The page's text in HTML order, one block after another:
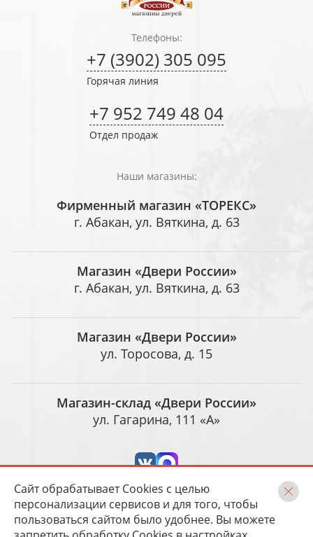
Сайт обрабатывает Cookies с целью
персонализации сервисов и для того, чтобы
пользоваться сайтом было удобнее. Вы можете
Телефоны:
+7 (3902) 305 095
Горячая линия
+7 952 749 48 04
Отдел продаж
Наши магазины:
Фирменный магазин «ТОРЕКС»
г. Абакан, ул. Вяткина, д. 63
Магазин «Двери России»
г. Абакан, ул. Вяткина, д. 63
Магазин «Двери России»
ул. Торосова, д. 15
Магазин-склад «Двери России»
ул. Гагарина, 111 «А»